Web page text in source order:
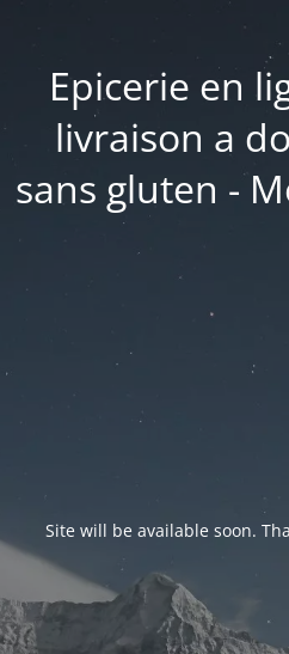
Epicerie en
livraison a
sans gluten -
Site will be available soon.